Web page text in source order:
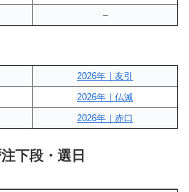
–
2026年｜友引
2026年｜仏滅
2026年｜赤口
下段・選日